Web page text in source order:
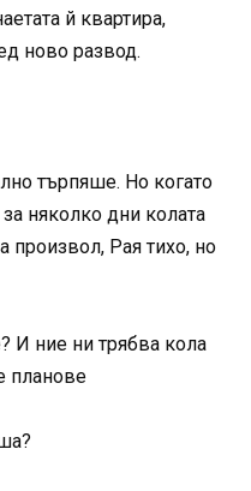
й квартира,
ново развод.
търпяше. Но когато
няколко дни колата
произвол, Рая тихо, но
И ние ни трябва кола
планове